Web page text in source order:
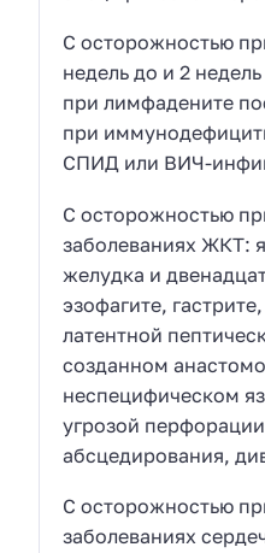
С осторожностью
недель до и 2
при лимфадените
при
СПИД или ВИЧ-
С осторожностью
заболеваниях ЖКТ:
желудка и
эзофагите,
латентной
созданном
неспецифическом
угрозой
абсцедирования,
С осторожностью
заболеваниях